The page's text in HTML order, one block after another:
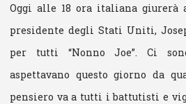
Oggi alle 18 ora italiana giurerà
presidente degli Stati Uniti,
per tutti “Nonno Joe”. Ci
aspettavano questo giorno da
pensiero va a tutti i battutisti e